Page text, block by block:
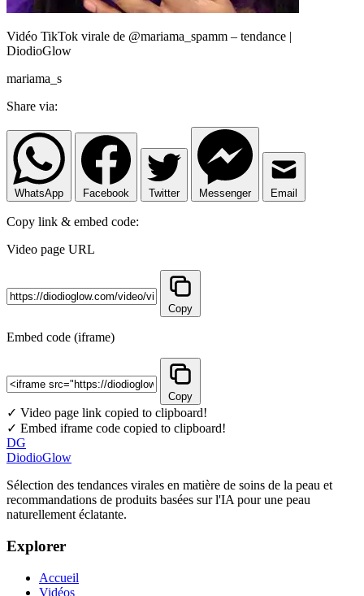
Vidéo TikTok virale de @mariama_spamm – tendance |
DiodioGlow
mariama_s
Share via:
WhatsApp Facebook Twitter Messenger Email
Copy link & embed code:
Video page URL
Copy
Embed code (iframe)
Copy
✓ Video page link copied to clipboard!
✓ Embed iframe code copied to clipboard!
DG
DiodioGlow
Sélection des tendances virales en matière de soins de la peau et
recommandations de produits basées sur l'IA pour une peau
naturellement éclatante.
Explorer
Accueil
Vidéos